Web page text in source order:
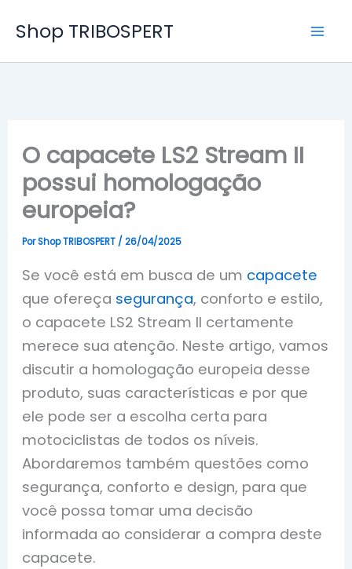
para
o
Shop TRIBOSPERT
O capacete LS2 Stream II
possui homologação
europeia?
PorShop TRIBOSPERT /26/04/2025
Se você está em busca de um capacete
que ofereça segurança, conforto e estilo,
o capacete LS2 Stream II certamente
merece sua atenção. Neste artigo, vamos
discutir a homologação europeia desse
produto, suas características e por que
ele pode ser a escolha certa para
motociclistas de todos os níveis.
Abordaremos também questões como
segurança, conforto e design, para que
você possa tomar uma decisão
informada ao considerar a compra deste
capacete.